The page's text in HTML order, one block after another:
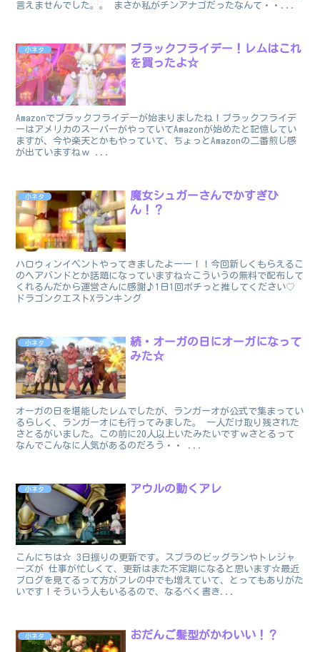
言えませんでした。。 まさか私がチンアナゴだったなんて・・...
小ネタ
ブラックフライデー！レムはこれ
を買ったよ☆
Amazonでブラックフライデーが始まりましたね！ブラックフライデ
ーはアメリカのスーパーがやっていてAmazonが始めたと記憶してい
ますが、今や楽天とかもやっていて、ちょっとAmazonの二番煎じ感
が出ていますねｗ ...
小ネタ
魔女シュガーさんでかすぎひ
ん！？
ハロウィンイベントやってきましたよーー！！今回新しくもらえるこ
のヘアバンドとか話題になっていますね☆こういうの無料で配布して
くれるんだから運営さんに感謝♪1日1回ポチっと推してください♡
ドラゴンクエストXランキング
小ネタ
続・オーガの日にオーガになって
みた☆
オーガの日を堪能したレムでしたが、ランガーオが公式で集まってい
るらしく、ランガーオにも行ってみました。 一人だけ取り残された
さとるがいました。この前に20人以上いたみたいですｗさとるって
なんでこんなに人気があるのだろう・・ ...
小ネタ アウルの動くアレ
こんにちは☆ 3日振りの更新です。スプラのビッグランやトレジャ
ーズが 仕事が忙しくて、更新はまた不定期になると思います☆最近
ブログを見てるって方がフレの中でも増えていて、とってもありがた
いです！そういう人もいるるので、なるべく書き...
小ネタ おだんご髪型がかわいい！？